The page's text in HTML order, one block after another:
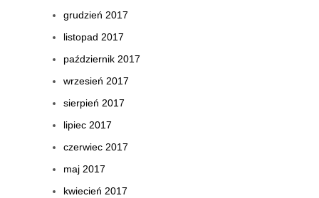
grudzień 2017
listopad 2017
październik 2017
wrzesień 2017
sierpień 2017
lipiec 2017
czerwiec 2017
maj 2017
kwiecień 2017